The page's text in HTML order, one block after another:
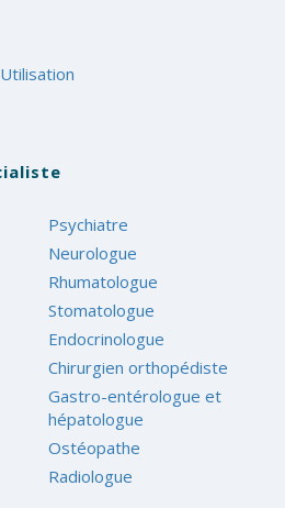
Psychiatre
Neurologue
Rhumatologue
Stomatologue
Endocrinologue
Chirurgien orthopédiste
Gastro-entérologue et
hépatologue
Ostéopathe
Radiologue